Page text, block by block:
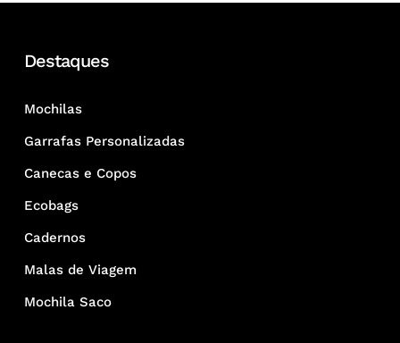
Destaques
Mochilas
Garrafas Personalizadas
Canecas e Copos
Ecobags
Cadernos
Malas de Viagem
Mochila Saco